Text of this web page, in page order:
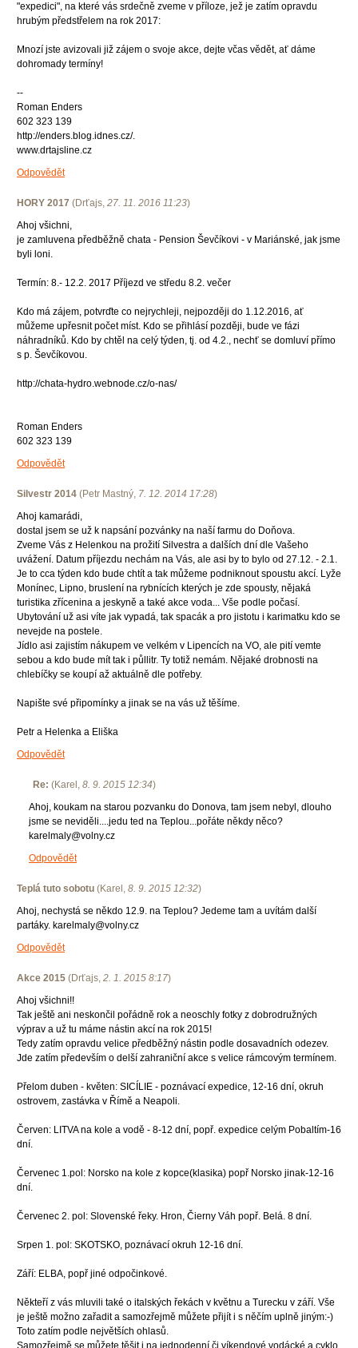
"expedici", na které vás srdečně zveme v příloze, jež je zatím opravdu
hrubým předstřelem na rok 2017:
Mnozí jste avizovali již zájem o svoje akce, dejte včas vědět, ať dáme
dohromady termíny!
--
Roman Enders
602 323 139
http://enders.blog.idnes.cz/.
www.drtajsline.cz
Odpovědět
HORY 2017 (Drťajs, 27. 11. 2016 11:23)
Ahoj všichni,
je zamluvena předběžně chata - Pension Ševčíkovi - v Mariánské, jak jsme
byli loni.
Termín: 8.- 12.2. 2017 Příjezd ve středu 8.2. večer
Kdo má zájem, potvrďte co nejrychleji, nejpozději do 1.12.2016, ať
můžeme upřesnit počet míst. Kdo se přihlásí později, bude ve fázi
náhradníků. Kdo by chtěl na celý týden, tj. od 4.2., nechť se domluví přímo
s p. Ševčíkovou.
http://chata-hydro.webnode.cz/o-nas/
Roman Enders
602 323 139
Odpovědět
Silvestr 2014 (Petr Mastný, 7. 12. 2014 17:28)
Ahoj kamarádi,
dostal jsem se už k napsání pozvánky na naší farmu do Doňova.
Zveme Vás z Helenkou na prožití Silvestra a dalších dní dle Vašeho
uvážení. Datum příjezdu nechám na Vás, ale asi by to bylo od 27.12. - 2.1.
Je to cca týden kdo bude chtít a tak můžeme podniknout spoustu akcí. Lyže
Monínec, Lipno, bruslení na rybnících kterých je zde spousty, nějaká
turistika zřícenina a jeskyně a také akce voda... Vše podle počasí.
Ubytování už asi víte jak vypadá, tak spacák a pro jistotu i karimatku kdo se
nevejde na postele.
Jídlo asi zajistím nákupem ve velkém v Lipencích na VO, ale pití vemte
sebou a kdo bude mít tak i půllitr. Ty totiž nemám. Nějaké drobnosti na
chlebíčky se koupí až aktuálně dle potřeby.
Napište své připomínky a jinak se na vás už těšíme.
Petr a Helenka a Eliška
Odpovědět
Re: (Karel , 8. 9. 2015 12:34)
Ahoj, koukam na starou pozvanku do Donova, tam jsem nebyl, dlouho
jsme se neviděli....jedu ted na Teplou...pořáte někdy něco?
karelmaly@volny.cz
Odpovědět
Teplá tuto sobotu (Karel , 8. 9. 2015 12:32)
Ahoj, nechystá se někdo 12.9. na Teplou? Jedeme tam a uvítám další
partáky. karelmaly@volny.cz
Odpovědět
Akce 2015 (Drťajs, 2. 1. 2015 8:17)
Ahoj všichni!!
Tak ještě ani neskončil pořádně rok a neoschly fotky z dobrodružných
výprav a už tu máme nástin akcí na rok 2015!
Tedy zatím opravdu velice předběžný nástin podle dosavadních odezev.
Jde zatím především o delší zahraniční akce s velice rámcovým termínem.
Přelom duben - květen: SICÍLIE - poznávací expedice, 12-16 dní, okruh
ostrovem, zastávka v Římě a Neapoli.
Červen: LITVA na kole a vodě - 8-12 dní, popř. expedice celým Pobaltím-16
dní.
Červenec 1.pol: Norsko na kole z kopce(klasika) popř Norsko jinak-12-16
dní.
Červenec 2. pol: Slovenské řeky. Hron, Čierny Váh popř. Belá. 8 dní.
Srpen 1. pol: SKOTSKO, poznávací okruh 12-16 dní.
Září: ELBA, popř jiné odpočinkové.
Někteří z vás mluvili také o italských řekách v květnu a Turecku v září. Vše
je ještě možno zařadit a samozřejmě můžete přijít i s něčím uplně jiným:-)
Toto zatím podle největších ohlasů.
Samozřejmě se můžete těšit i na jednodenní či víkendové vodácké a cyklo